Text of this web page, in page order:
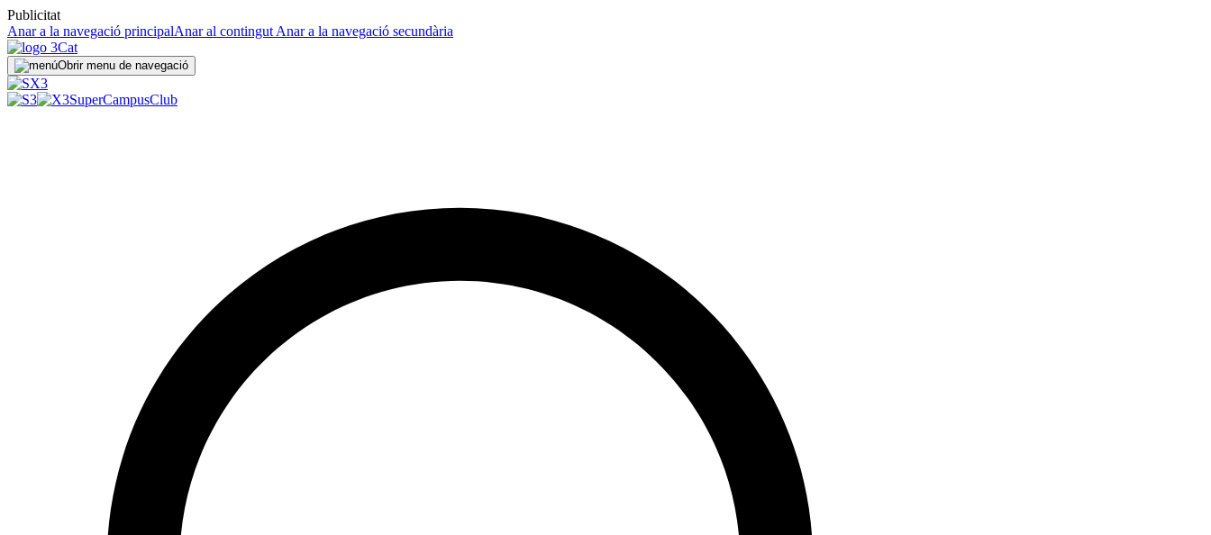
Publicitat
Anar a la navegació principalAnar al contingut Anar a la navegació secundària
Obrir menu de navegació
SuperCampusClub